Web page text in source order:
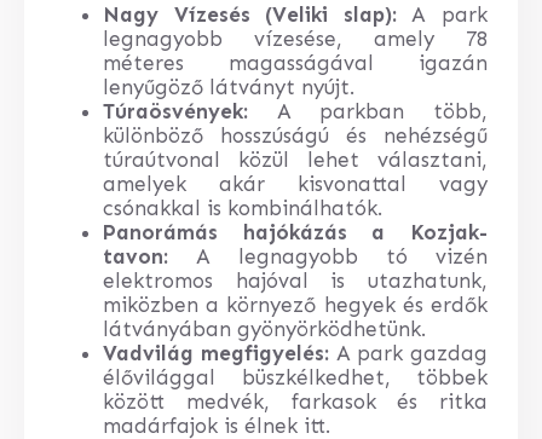
Nagy Vízesés (Veliki slap):A park
legnagyobb vízesése, amely 78
méteres magasságával igazán
lenyűgöző látványt nyújt.
Túraösvények: A parkban több,
különböző hosszúságú és nehézségű
túraútvonal közül lehet választani,
amelyek akár kisvonattal vagy
csónakkal is kombinálhatók.
Panorámás hajókázás a Kozjak-
tavon: A legnagyobb tó vizén
elektromos hajóval is utazhatunk,
miközben a környező hegyek és erdők
látványában gyönyörködhetünk.
Vadvilág megfigyelés:A park gazdag
élővilággal büszkélkedhet, többek
között medvék, farkasok és ritka
madárfajok is élnek itt.